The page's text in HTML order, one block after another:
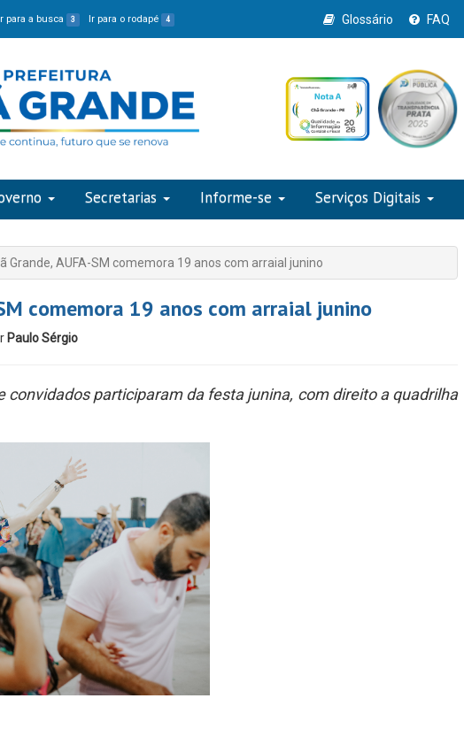
para a busca 3 Ir para o rodapé 4 Glossário FAQ
Secretarias Informe-se Serviços Digitais
Grande, AUFA-SM comemora 19 anos com arraial junino
comemora 19 anos com arraial junino
Paulo Sérgio
convidados participaram da festa junina, com direito a quadrilha